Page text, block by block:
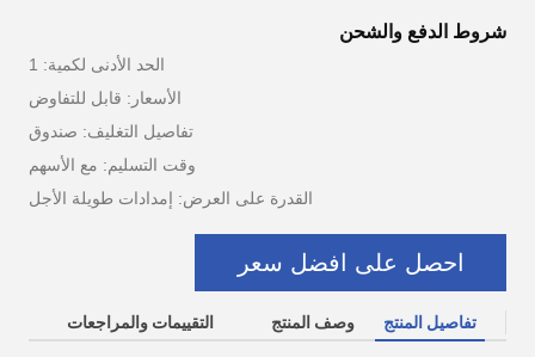
شروط الدفع والشحن
الحد الأدنى لكمية: 1
الأسعار: قابل للتفاوض
تفاصيل التغليف: صندوق
وقت التسليم: مع الأسهم
القدرة على العرض: إمدادات طويلة الأجل
احصل على افضل سعر
تفاصيل المنتج وصف المنتج التقييمات والمراجعات